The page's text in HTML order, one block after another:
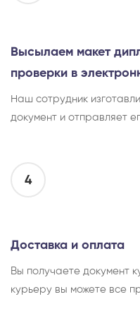
Высылаем макет
проверки в
Наш сотрудник
документ и отправляет
4
Доставка и оплата
Вы получаете документ
курьеру вы можете все